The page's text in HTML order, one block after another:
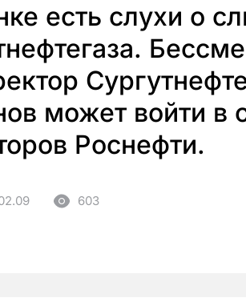
есть слухи о
может войти в
Роснефти.
603